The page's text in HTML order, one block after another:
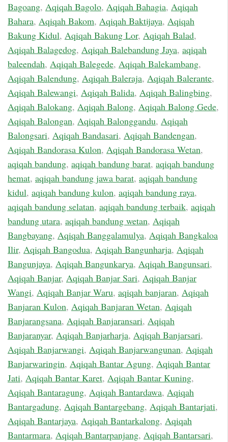
Bagoang, Aqiqah Bagolo, Aqiqah Bahagia, Aqiqah
Bahara, Aqiqah Bakom, Aqiqah Baktijaya, Aqiqah
Bakung Kidul, Aqiqah Bakung Lor, Aqiqah Balad,
Aqiqah Balagedog, Aqiqah Balebandung Jaya, aqiqah
baleendah, Aqiqah Balegede, Aqiqah Balekambang,
Aqiqah Balendung, Aqiqah Baleraja, Aqiqah Balerante,
Aqiqah Balewangi, Aqiqah Balida, Aqiqah Balingbing,
Aqiqah Balokang, Aqiqah Balong, Aqiqah Balong Gede,
Aqiqah Balongan, Aqiqah Balonggandu, Aqiqah
Balongsari, Aqiqah Bandasari, Aqiqah Bandengan,
Aqiqah Bandorasa Kulon, Aqiqah Bandorasa Wetan,
aqiqah bandung, aqiqah bandung barat, aqiqah bandung
hemat, aqiqah bandung jawa barat, aqiqah bandung
kidul, aqiqah bandung kulon, aqiqah bandung raya,
aqiqah bandung selatan, aqiqah bandung terbaik, aqiqah
bandung utara, aqiqah bandung wetan, Aqiqah
Bangbayang, Aqiqah Banggalamulya, Aqiqah Bangkaloa
Ilir, Aqiqah Bangodua, Aqiqah Bangunharja, Aqiqah
Bangunjaya, Aqiqah Bangunkarya, Aqiqah Bangunsari,
Aqiqah Banjar, Aqiqah Banjar Sari, Aqiqah Banjar
Wangi, Aqiqah Banjar Waru, aqiqah banjaran, Aqiqah
Banjaran Kulon, Aqiqah Banjaran Wetan, Aqiqah
Banjarangsana, Aqiqah Banjaransari, Aqiqah
Banjaranyar, Aqiqah Banjarharja, Aqiqah Banjarsari,
Aqiqah Banjarwangi, Aqiqah Banjarwangunan, Aqiqah
Banjarwaringin, Aqiqah Bantar Agung, Aqiqah Bantar
Jati, Aqiqah Bantar Karet, Aqiqah Bantar Kuning,
Aqiqah Bantaragung, Aqiqah Bantardawa, Aqiqah
Bantargadung, Aqiqah Bantargebang, Aqiqah Bantarjati,
Aqiqah Bantarjaya, Aqiqah Bantarkalong, Aqiqah
Bantarmara, Aqiqah Bantarpanjang, Aqiqah Bantarsari,